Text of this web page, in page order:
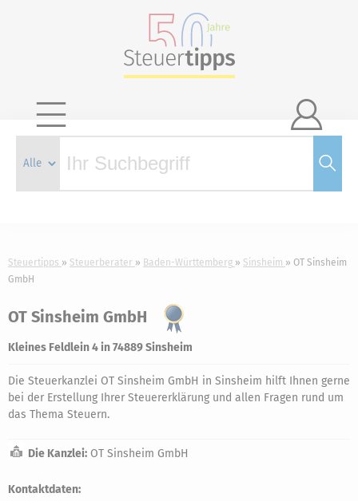

Steuertipps Steuerberater Baden-Württemberg Sinsheim
OT Sinsheim
GmbH
OT Sinsheim GmbH
Kleines Feldlein 4 in 74889 Sinsheim
Die Steuerkanzlei OT Sinsheim GmbH in Sinsheim hilft Ihnen gerne
bei der Erstellung Ihrer Steuererklärung und allen Fragen rund um
das Thema Steuern.
Die Kanzlei: OT Sinsheim GmbH
Kontaktdaten: